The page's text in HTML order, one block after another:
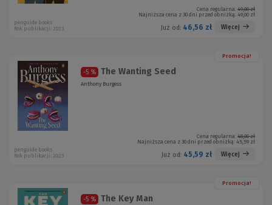
Cena regularna: 49,00 zł
Najniższa cena z 30 dni przed obniżką: 49,00 zł
Już od: 46,56 zł Więcej
penguide books
Rok publikacji: 2023
Promocja!
-5 % The Wanting Seed
Anthony Burgess
Cena regularna: 48,00 zł
Najniższa cena z 30 dni przed obniżką: 45,59 zł
Już od: 45,59 zł Więcej
penguide books
Rok publikacji: 2023
Promocja!
-5 % The Key Man